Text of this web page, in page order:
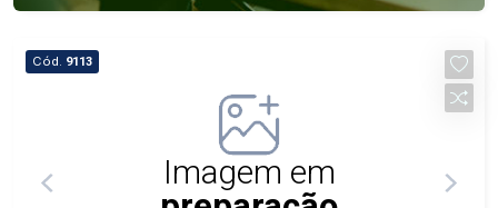
Cód. 9113
Imagem em